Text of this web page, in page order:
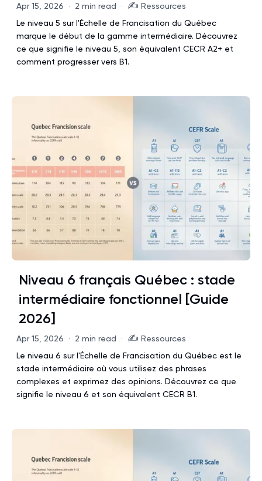
Apr 15, 2026 · 2 min read · ✍️ Ressources
Le niveau 5 sur l'Échelle de Francisation du Québec
marque le début de la gamme intermédiaire. Découvrez
ce que signifie le niveau 5, son équivalent CECR A2+ et
comment progresser vers B1.
Niveau 6 français Québec : stade
intermédiaire fonctionnel [Guide
2026]
Apr 15, 2026 · 2 min read · ✍️ Ressources
Le niveau 6 sur l'Échelle de Francisation du Québec est le
stade intermédiaire où vous utilisez des phrases
complexes et exprimez des opinions. Découvrez ce que
signifie le niveau 6 et son équivalent CECR B1.